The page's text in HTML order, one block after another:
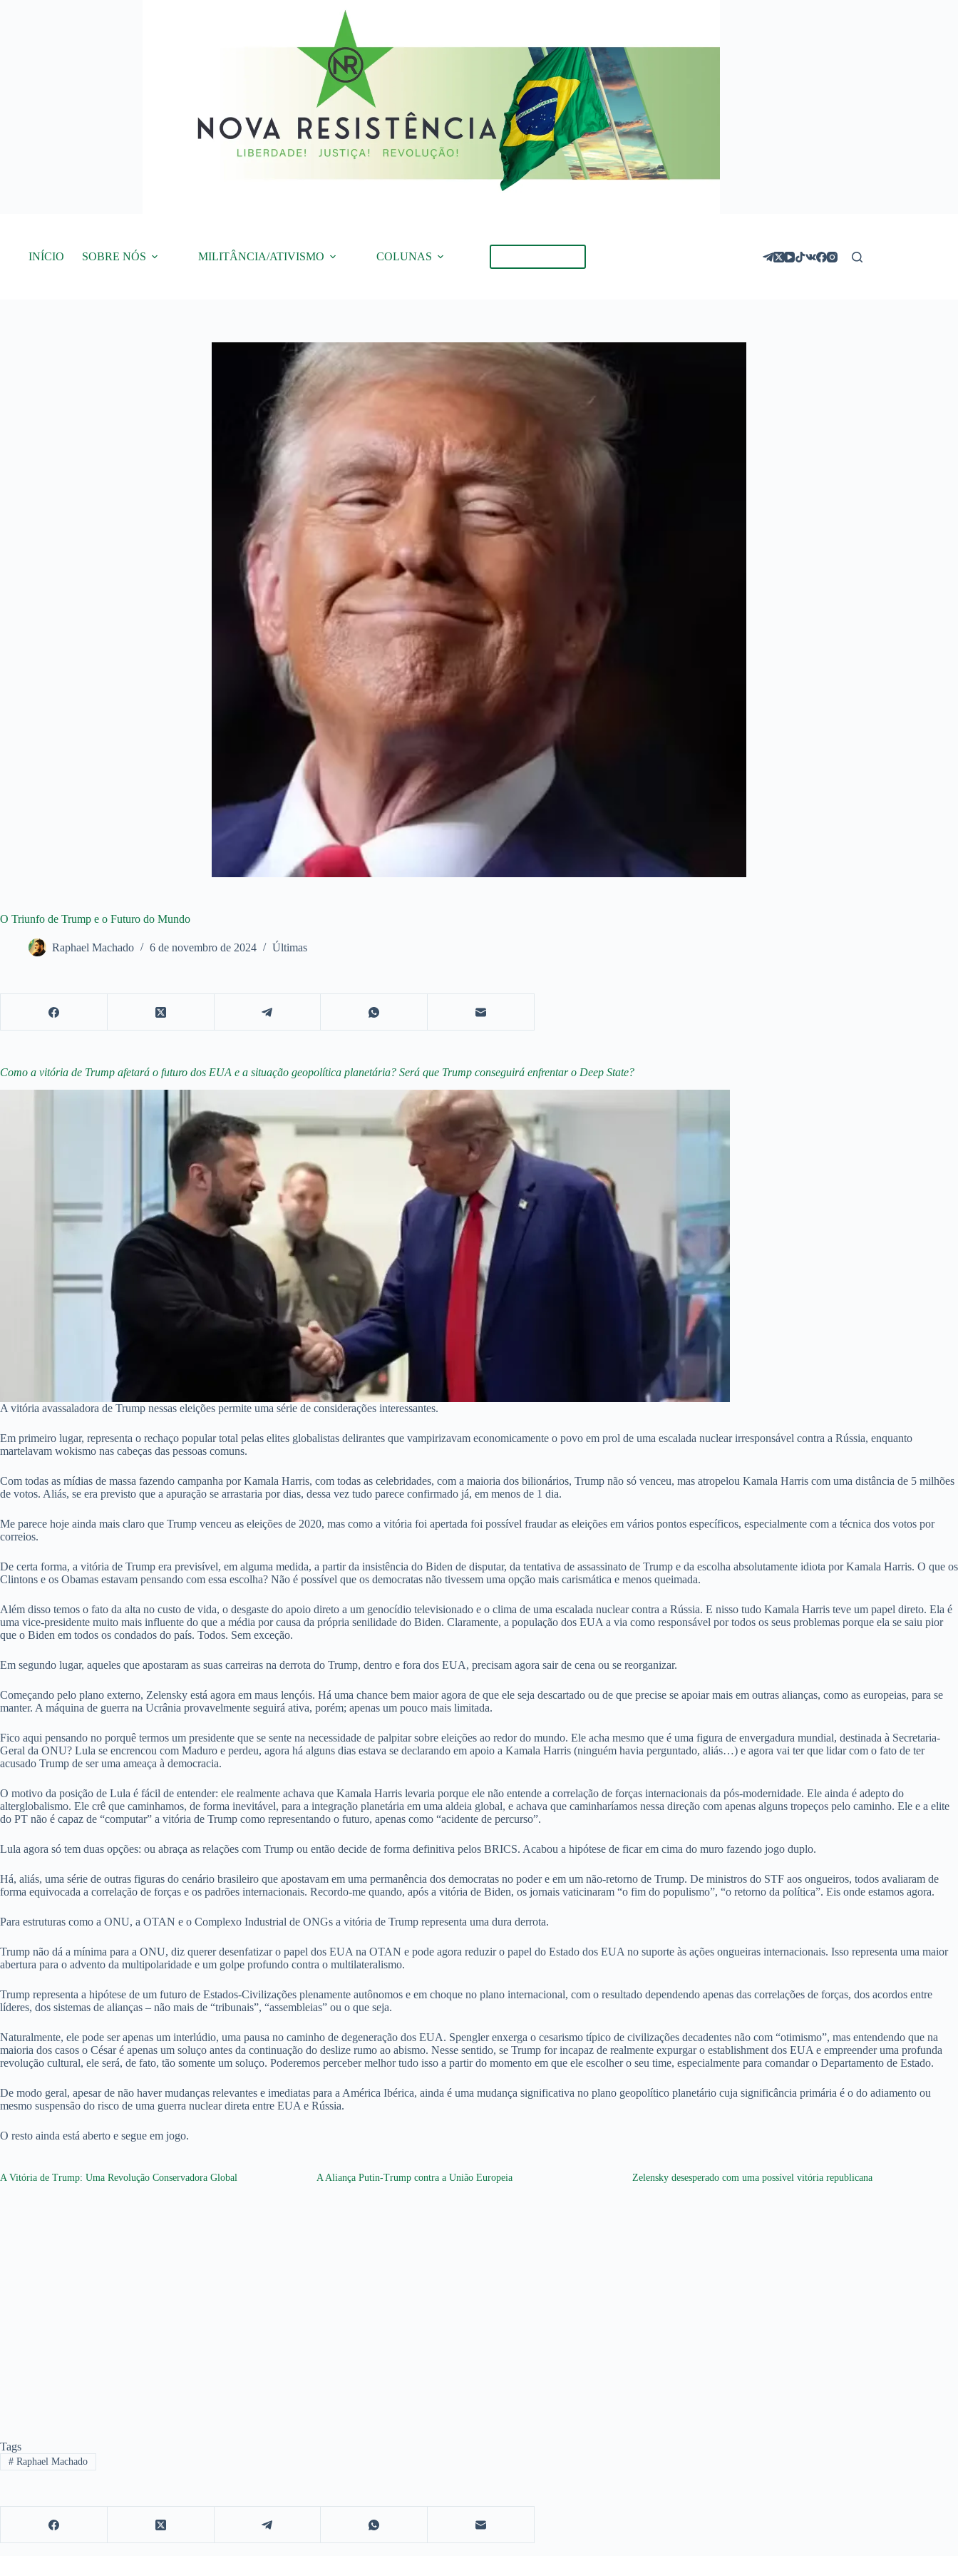
INÍCIO SOBRE NÓS MILITÂNCIA/ATIVISMO COLUNAS
O Triunfo de Trump e o Futuro do Mundo
Raphael Machado 6 de novembro de 2024 Últimas
Como a vitória de Trump afetará o futuro dos EUA e a situação geopolítica planetária? Será que Trump conseguirá enfrentar o Deep State?
A vitória avassaladora de Trump nessas eleições permite uma série de considerações interessantes.
Em primeiro lugar, representa o rechaço popular total pelas elites globalistas delirantes que vampirizavam economicamente o povo em prol de uma escalada nuclear irresponsável contra a Rússia, enquanto
martelavam wokismo nas cabeças das pessoas comuns.
Com todas as mídias de massa fazendo campanha por Kamala Harris, com todas as celebridades, com a maioria dos bilionários, Trump não só venceu, mas atropelou Kamala Harris com uma distância de 5 milhões
de votos. Aliás, se era previsto que a apuração se arrastaria por dias, dessa vez tudo parece confirmado já, em menos de 1 dia.
Me parece hoje ainda mais claro que Trump venceu as eleições de 2020, mas como a vitória foi apertada foi possível fraudar as eleições em vários pontos específicos, especialmente com a técnica dos votos por
correios.
De certa forma, a vitória de Trump era previsível, em alguma medida, a partir da insistência do Biden de disputar, da tentativa de assassinato de Trump e da escolha absolutamente idiota por Kamala Harris. O que os
Clintons e os Obamas estavam pensando com essa escolha? Não é possível que os democratas não tivessem uma opção mais carismática e menos queimada.
Além disso temos o fato da alta no custo de vida, o desgaste do apoio direto a um genocídio televisionado e o clima de uma escalada nuclear contra a Rússia. E nisso tudo Kamala Harris teve um papel direto. Ela é
uma vice-presidente muito mais influente do que a média por causa da própria senilidade do Biden. Claramente, a população dos EUA a via como responsável por todos os seus problemas porque ela se saiu pior
que o Biden em todos os condados do país. Todos. Sem exceção.
Em segundo lugar, aqueles que apostaram as suas carreiras na derrota do Trump, dentro e fora dos EUA, precisam agora sair de cena ou se reorganizar.
Começando pelo plano externo, Zelensky está agora em maus lençóis. Há uma chance bem maior agora de que ele seja descartado ou de que precise se apoiar mais em outras alianças, como as europeias, para se
manter. A máquina de guerra na Ucrânia provavelmente seguirá ativa, porém; apenas um pouco mais limitada.
Fico aqui pensando no porquê termos um presidente que se sente na necessidade de palpitar sobre eleições ao redor do mundo. Ele acha mesmo que é uma figura de envergadura mundial, destinada à Secretaria-
Geral da ONU? Lula se encrencou com Maduro e perdeu, agora há alguns dias estava se declarando em apoio a Kamala Harris (ninguém havia perguntado, aliás…) e agora vai ter que lidar com o fato de ter
acusado Trump de ser uma ameaça à democracia.
O motivo da posição de Lula é fácil de entender: ele realmente achava que Kamala Harris levaria porque ele não entende a correlação de forças internacionais da pós-modernidade. Ele ainda é adepto do
alterglobalismo. Ele crê que caminhamos, de forma inevitável, para a integração planetária em uma aldeia global, e achava que caminharíamos nessa direção com apenas alguns tropeços pelo caminho. Ele e a elite
do PT não é capaz de “computar” a vitória de Trump como representando o futuro, apenas como “acidente de percurso”.
Lula agora só tem duas opções: ou abraça as relações com Trump ou então decide de forma definitiva pelos BRICS. Acabou a hipótese de ficar em cima do muro fazendo jogo duplo.
Há, aliás, uma série de outras figuras do cenário brasileiro que apostavam em uma permanência dos democratas no poder e em um não-retorno de Trump. De ministros do STF aos ongueiros, todos avaliaram de
forma equivocada a correlação de forças e os padrões internacionais. Recordo-me quando, após a vitória de Biden, os jornais vaticinaram “o fim do populismo”, “o retorno da política”. Eis onde estamos agora.
Para estruturas como a ONU, a OTAN e o Complexo Industrial de ONGs a vitória de Trump representa uma dura derrota.
Trump não dá a mínima para a ONU, diz querer desenfatizar o papel dos EUA na OTAN e pode agora reduzir o papel do Estado dos EUA no suporte às ações ongueiras internacionais. Isso representa uma maior
abertura para o advento da multipolaridade e um golpe profundo contra o multilateralismo.
Trump representa a hipótese de um futuro de Estados-Civilizações plenamente autônomos e em choque no plano internacional, com o resultado dependendo apenas das correlações de forças, dos acordos entre
líderes, dos sistemas de alianças – não mais de “tribunais”, “assembleias” ou o que seja.
Naturalmente, ele pode ser apenas um interlúdio, uma pausa no caminho de degeneração dos EUA. Spengler enxerga o cesarismo típico de civilizações decadentes não com “otimismo”, mas entendendo que na
maioria dos casos o César é apenas um soluço antes da continuação do deslize rumo ao abismo. Nesse sentido, se Trump for incapaz de realmente expurgar o establishment dos EUA e empreender uma profunda
revolução cultural, ele será, de fato, tão somente um soluço. Poderemos perceber melhor tudo isso a partir do momento em que ele escolher o seu time, especialmente para comandar o Departamento de Estado.
De modo geral, apesar de não haver mudanças relevantes e imediatas para a América Ibérica, ainda é uma mudança significativa no plano geopolítico planetário cuja significância primária é o do adiamento ou
mesmo suspensão do risco de uma guerra nuclear direta entre EUA e Rússia.
O resto ainda está aberto e segue em jogo.
A Vitória de Trump: Uma Revolução Conservadora Global A Aliança Putin-Trump contra a União Europeia Zelensky desesperado com uma possível vitória republicana
Tags
#Raphael Machado